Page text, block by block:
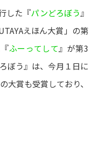
した『パンどろぼう』
えほん大賞」の第
ふーってして』が第3
ぼう』は、今月１日に
大賞も受賞しており、